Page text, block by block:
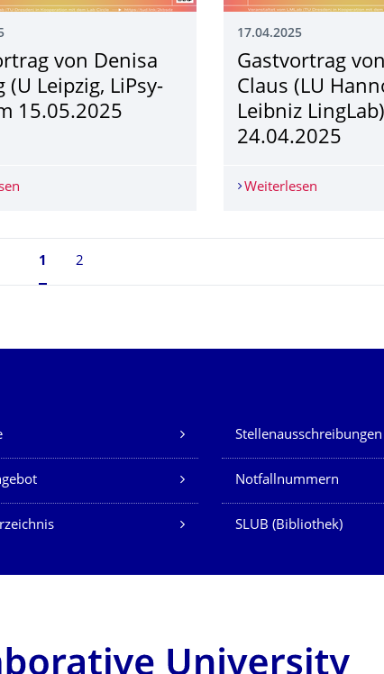
von Denisa
(U Leipzig, LiPsy-
15.05.2025
Gastvortrag von Denisa Bordag (U Leipzig, LiPsy-Lab) am
17.04.2025
Gastvortrag
Claus (LU
Leibniz
24.04.2025
Weiterlesen
Seite 1, aktuell ausgewählt
1 2
Stellenausschreibungen
Notfallnummern
SLUB (Bibliothek)